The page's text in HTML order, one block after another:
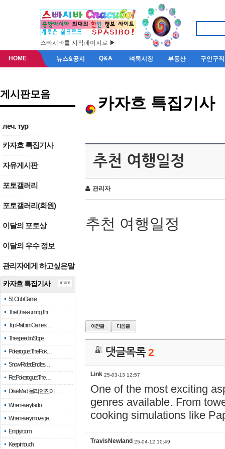
스빠시바를 시작페이지로 ▶
HOME 뉴스&공지 Q&A 벼룩시장 부동산 구인구직
게시판모음
леч. тур
카자흐 특집기사
자유게시판
포토갤러리
포토갤러리(회원)
이달의 포토상
이달의 우수 정보
관리자에게 하고싶은말
카자흐 특집기사
51 Club Game
The Unassuming Thr…
Top Platform Games…
The speed in Slope
Pokerogue: The Pok…
Snow Rider: Endles…
Re: Pokerogue: The…
Drive Mad: 물리 엔진이 …
When every fractio…
When every move ge…
Empty room
Keep in touch
more
카자흐 특집기사
추천 여행일정
관리자
추천 여행일정
댓글목록2
Link 25-03-13 12:57
One of the most exciting
genres available. From
cooking simulations like
TravisNewland 25-04-12 10:49